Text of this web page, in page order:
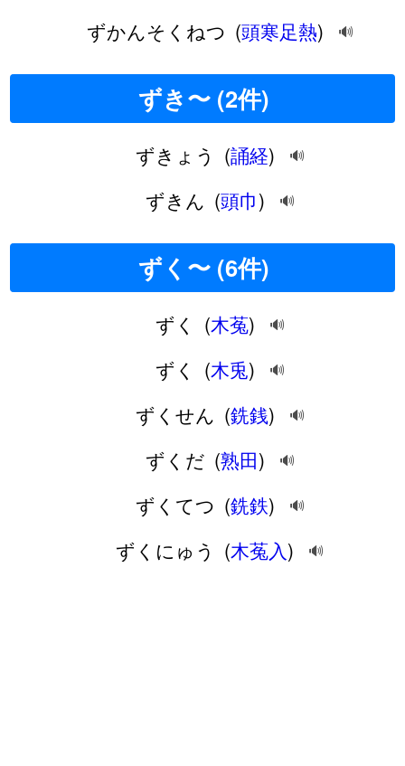
ずかんそくねつ (頭寒足熱) 🔊
ずき〜 (2件)
ずきょう (誦経) 🔊
ずきん (頭巾) 🔊
ずく〜 (6件)
ずく (木菟) 🔊
ずく (木兎) 🔊
ずくせん (銑銭) 🔊
ずくだ (熟田) 🔊
ずくてつ (銑鉄) 🔊
ずくにゅう (木菟入) 🔊